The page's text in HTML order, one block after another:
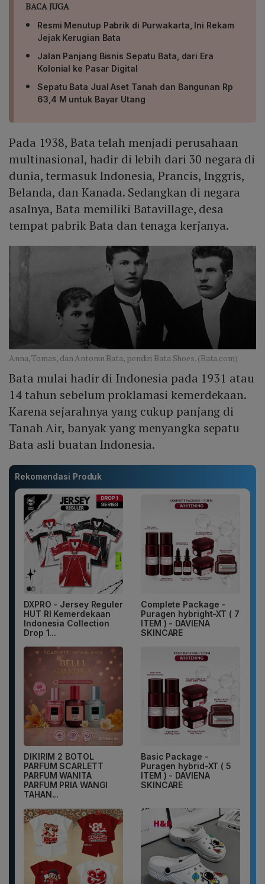
BACA JUGA
Resmi Menutup Pabrik di Purwakarta, Ini Rekam
Jejak Kerugian Bata
Jalan Panjang Bisnis Sepatu Bata, dari Era
Kolonial ke Pasar Digital
Sepatu Bata Jual Aset Tanah dan Bangunan Rp
63,4 M untuk Bayar Utang
Pada 1938, Bata telah menjadi perusahaan
multinasional, hadir di lebih dari 30 negara di
dunia, termasuk Indonesia, Prancis, Inggris,
Belanda, dan Kanada. Sedangkan di negara
asalnya, Bata memiliki Batavillage, desa
tempat pabrik Bata dan tenaga kerjanya.
Anna, Tomas, dan Antonin Bata, pendiri Bata Shoes. (Bata.com)
Bata mulai hadir di Indonesia pada 1931 atau
14 tahun sebelum proklamasi kemerdekaan.
Karena sejarahnya yang cukup panjang di
Tanah Air, banyak yang menyangka sepatu
Bata asli buatan Indonesia.
Rekomendasi Produk
DXPRO - Jersey Reguler
HUT RI Kemerdekaan
Indonesia Collection
Drop 1...
Complete Package -
Puragen hybright-XT ( 7
ITEM ) - DAVIENA
SKINCARE
DIKIRIM 2 BOTOL
PARFUM SCARLETT
PARFUM WANITA
PARFUM PRIA WANGI
TAHAN...
Basic Package -
Puragen hybrid-XT ( 5
ITEM ) - DAVIENA
SKINCARE